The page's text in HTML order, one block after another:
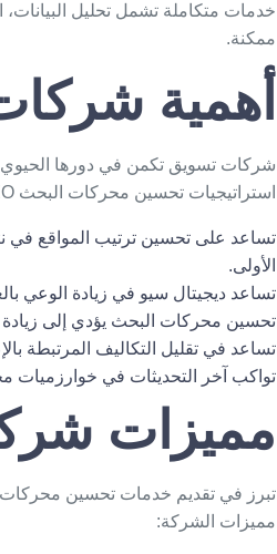
خدمات متكاملة تشمل تحليل
ممكنة.
أهمية
شركات تسويق تكمن في دورها الحيوي
استراتيجيات تحسين محركات البحث SEO
تساعد على تحسين ترتيب المواقع في
الأولى.
تساعد ديجيتال سيو في زيادة الوعي
تحسين محركات البحث يؤدي إلى زيادة
تساعد في تقليل التكاليف المرتبطة
تواكب آخر التحديثات في خوارزميات
مميزات
مميزات الشركة: